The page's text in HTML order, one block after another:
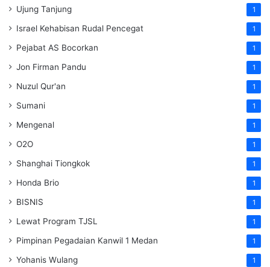
Ujung Tanjung 1
Israel Kehabisan Rudal Pencegat 1
Pejabat AS Bocorkan 1
Jon Firman Pandu 1
Nuzul Qur'an 1
Sumani 1
Mengenal 1
O2O 1
Shanghai Tiongkok 1
Honda Brio 1
BISNIS 1
Lewat Program TJSL 1
Pimpinan Pegadaian Kanwil 1 Medan 1
Yohanis Wulang 1